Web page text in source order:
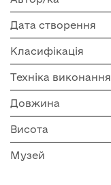
Дата створення
Класифікація
Техніка виконання
Довжина
Висота
Музей